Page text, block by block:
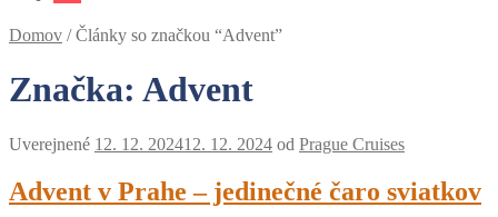
Domov /Články so značkou “Advent”
Značka: Advent
Uverejnené 12. 12. 202412. 12. 2024 od Prague Cruises
Advent v Prahe – jedinečné čaro sviatkov